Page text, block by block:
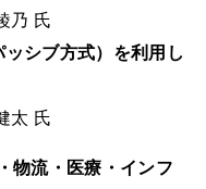
乃 氏
シブ方式）を利用し
太 氏
物流・医療・インフ